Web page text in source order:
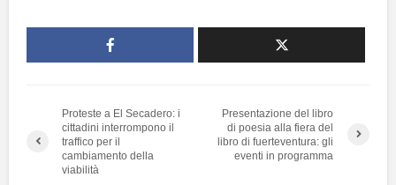
Proteste a El Secadero: i
cittadini interrompono il
traffico per il
cambiamento della
viabilità
Presentazione del libro
di poesia alla fiera del
libro di fuerteventura: gli
eventi in programma